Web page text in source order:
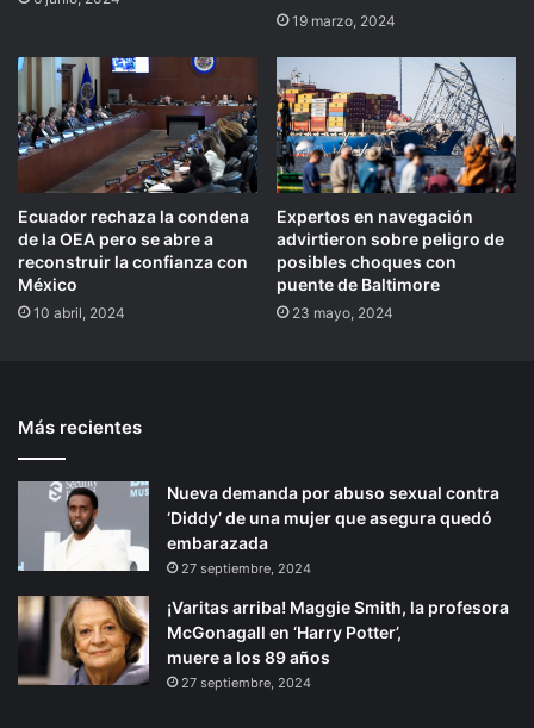
19 marzo, 2024
Ecuador rechaza la condena
de la OEA pero se abre a
reconstruir la confianza con
México
10 abril, 2024
Expertos en navegación
advirtieron sobre peligro de
posibles choques con
puente de Baltimore
23 mayo, 2024
Más recientes
Nueva demanda por abuso sexual contra
‘Diddy’ de una mujer que asegura quedó
embarazada
27 septiembre, 2024
¡Varitas arriba! Maggie Smith, la profesora
McGonagall en ‘Harry Potter’,
muere a los 89 años
27 septiembre, 2024